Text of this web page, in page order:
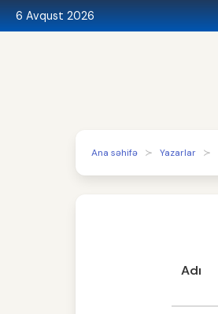
6 Avqust 2026
Ana səhifə Yazarlar
Adı